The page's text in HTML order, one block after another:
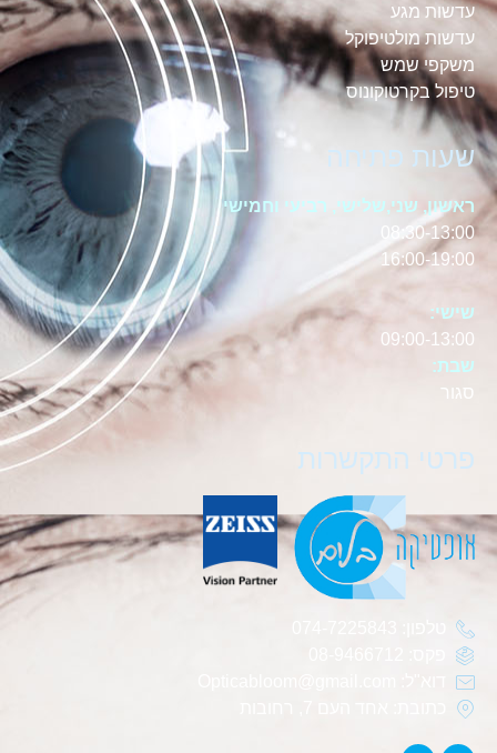
עדשות מגע
עדשות מולטיפוקל
משקפי שמש
טיפול בקרטוקונוס
שעות פתיחה
ראשון, שני,שלישי, רביעי וחמישי
08:30-13:00
16:00-19:00
שישי:
09:00-13:00
שבת:
סגור
פרטי התקשרות